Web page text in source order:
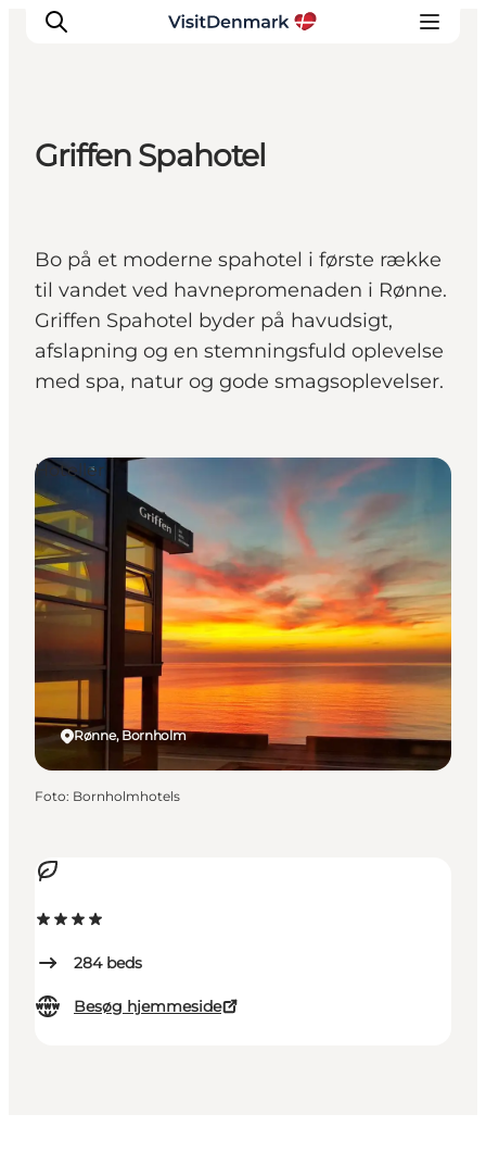
Oplevelser
Overnatning
Planlæg ferien
Griffen Spahotel
Bo på et moderne spahotel i første række
til vandet ved havnepromenaden i Rønne.
Griffen Spahotel byder på havudsigt,
afslapning og en stemningsfuld oplevelse
med spa, natur og gode smagsoplevelser.
284 beds
Besøg hjemmeside
Rønne, Bornholm
Hoteller
Foto: Bornholmhotels